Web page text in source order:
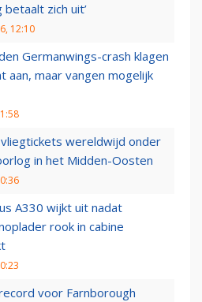
betaalt zich uit’
12:10
Germanwings-crash klagen
aan, maar vangen mogelijk
wereldwijd onder
in het Midden-Oosten
A330 wijkt uit nadat
rook in cabine
voor Farnborough